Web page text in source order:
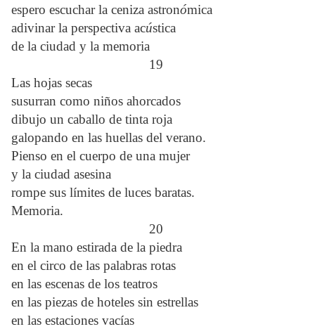
espero escuchar la ceniza astronómica
adivinar la perspectiva acústica
de la ciudad y la memoria
19
Las hojas secas
susurran como niños ahorcados
dibujo un caballo de tinta roja
galopando en las huellas del verano.
Pienso en el cuerpo de una mujer
y la ciudad asesina
rompe sus límites de luces baratas.
Memoria.
20
En la mano estirada de la piedra
en el circo de las palabras rotas
en las escenas de los teatros
en las piezas de hoteles sin estrellas
en las estaciones vacías